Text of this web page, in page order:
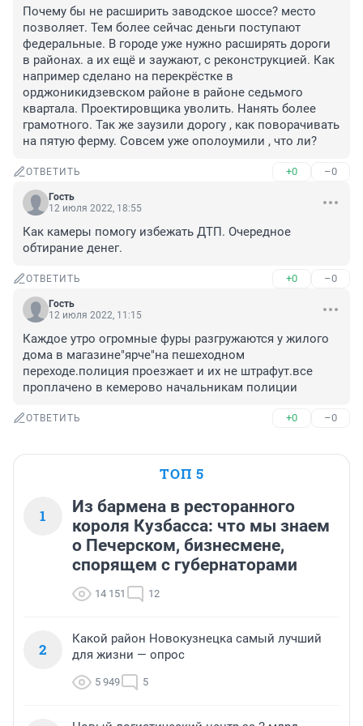
Почему бы не расширить заводское шоссе? место
позволяет. Тем более сейчас деньги поступают
федеральные. В городе уже нужно расширять дороги
в районах. а их ещё и заужают, с реконструкцией. Как
например сделано на перекрёстке в
орджоникидзевском районе в районе седьмого
квартала. Проектировщика уволить. Нанять более
грамотного. Так же заузили дорогу , как поворачивать
на пятую ферму. Совсем уже ополоумили , что ли?
ОТВЕТИТЬ +0 –0
Гость
12 июля 2022, 18:55
Как камеры помогу избежать ДТП. Очередное
обтирание денег.
ОТВЕТИТЬ +0 –0
Гость
12 июля 2022, 11:15
Каждое утро огромные фуры разгружаются у жилого
дома в магазине"ярче"на пешеходном
переходе.полиция проезжает и их не штрафут.все
проплачено в кемерово начальникам полиции
ОТВЕТИТЬ +0 –0
ТОП 5
1
Из бармена в ресторанного
короля Кузбасса: что мы знаем
о Печерском, бизнесмене,
спорящем с губернаторами
14 151 12
2
Какой район Новокузнецка самый лучший
для жизни — опрос
5 949 5